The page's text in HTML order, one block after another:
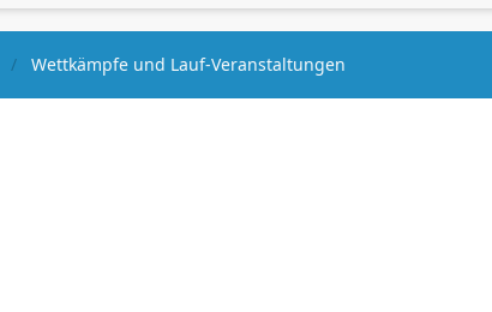
Wettkämpfe und Lauf-Veranstaltungen